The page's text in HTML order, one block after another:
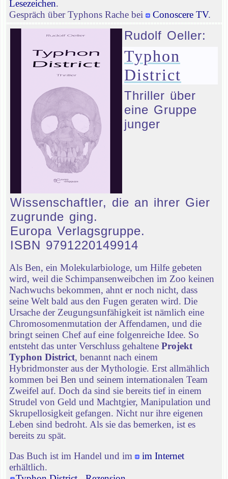
Lesezeichen.
Gespräch über Typhons Rache bei
Conoscere TV.
Rudolf Oeller:
Typhon
District
Thriller über
eine Gruppe
junger
Wissenschaftler, die an ihrer Gier
zugrunde ging.
Europa Verlagsgruppe.
ISBN 9791220149914
Als Ben, ein Molekularbiologe, um Hilfe gebeten
wird, weil die Schimpansenweibchen im Zoo keinen
Nachwuchs bekommen, ahnt er noch nicht, dass
seine Welt bald aus den Fugen geraten wird. Die
Ursache der Zeugungsunfähigkeit ist nämlich eine
Chromosomenmutation der Affendamen, und die
bringt seinen Chef auf eine folgenreiche Idee. So
entsteht das unter Verschluss gehaltene Projekt
Typhon District, benannt nach einem
Hybridmonster aus der Mythologie. Erst allmählich
kommen bei Ben und seinem internationalen Team
Zweifel auf. Doch da sind sie bereits tief in einem
Strudel von Geld und Machtgier, Manipulation und
Skrupellosigkeit gefangen. Nicht nur ihre eigenen
Leben sind bedroht. Als sie das bemerken, ist es
bereits zu spät.
Das Buch ist im Handel und im
im Internet
erhältlich.